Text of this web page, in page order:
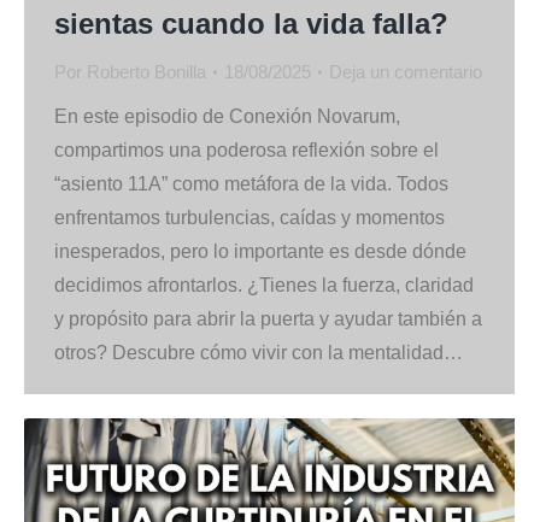
sientas cuando la vida falla?
Por Roberto Bonilla 18/08/2025 Deja un comentario
En este episodio de Conexión Novarum,
compartimos una poderosa reflexión sobre el
“asiento 11A” como metáfora de la vida. Todos
enfrentamos turbulencias, caídas y momentos
inesperados, pero lo importante es desde dónde
decidimos afrontarlos. ¿Tienes la fuerza, claridad
y propósito para abrir la puerta y ayudar también a
otros? Descubre cómo vivir con la mentalidad…